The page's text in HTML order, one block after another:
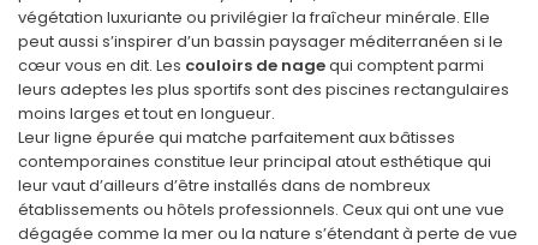
végétation luxuriante ou privilégier la fraîcheur minérale. Elle
peut aussi s’inspirer d’un bassin paysager méditerranéen si le
cœur vous en dit. Les couloirs de nagequi comptent parmi
leurs adeptes les plus sportifs sont des piscines rectangulaires
moins larges et tout en longueur.
Leur ligne épurée qui matche parfaitement aux bâtisses
contemporaines constitue leur principal atout esthétique qui
leur vaut d’ailleurs d’être installés dans de nombreux
établissements ou hôtels professionnels. Ceux qui ont une vue
dégagée comme la mer ou la nature s’étendant à perte de vue